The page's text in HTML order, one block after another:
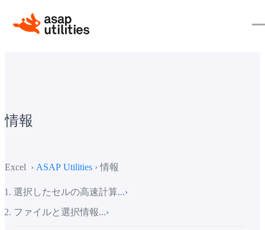
情報
Excel › ASAP Utilities › 情報
選択したセルの高速計算...›
ファイルと選択情報...›